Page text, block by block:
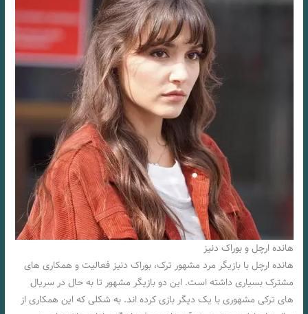
هانده ارچل و بوراک دنیز
هانده ارچل با بازیگر مرد مشهور ترک، بوراک دنیز فعالیت و همکاری های
مشترک بسیاری داشته است. این دو بازیگر مشهور تا به حال در سریال
های ترکی مشهوری با یک دیگر بازی کرده اند. به شکلی که این همکاری از